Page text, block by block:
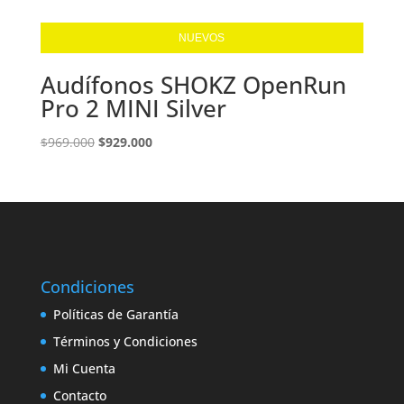
NUEVOS
Audífonos SHOKZ OpenRun
Pro 2 MINI Silver
$969.000 El
era:
$929.000El
es:
Condiciones
Políticas de Garantía
Términos y Condiciones
Mi Cuenta
Contacto